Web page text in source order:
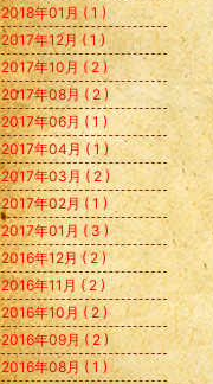
2018年01月 ( 1 )
2017年12月 ( 1 )
2017年10月 ( 2 )
2017年08月 ( 2 )
2017年06月 ( 1 )
2017年04月 ( 1 )
2017年03月 ( 2 )
2017年02月 ( 1 )
2017年01月 ( 3 )
2016年12月 ( 2 )
2016年11月 ( 2 )
2016年10月 ( 2 )
2016年09月 ( 2 )
2016年08月 ( 1 )